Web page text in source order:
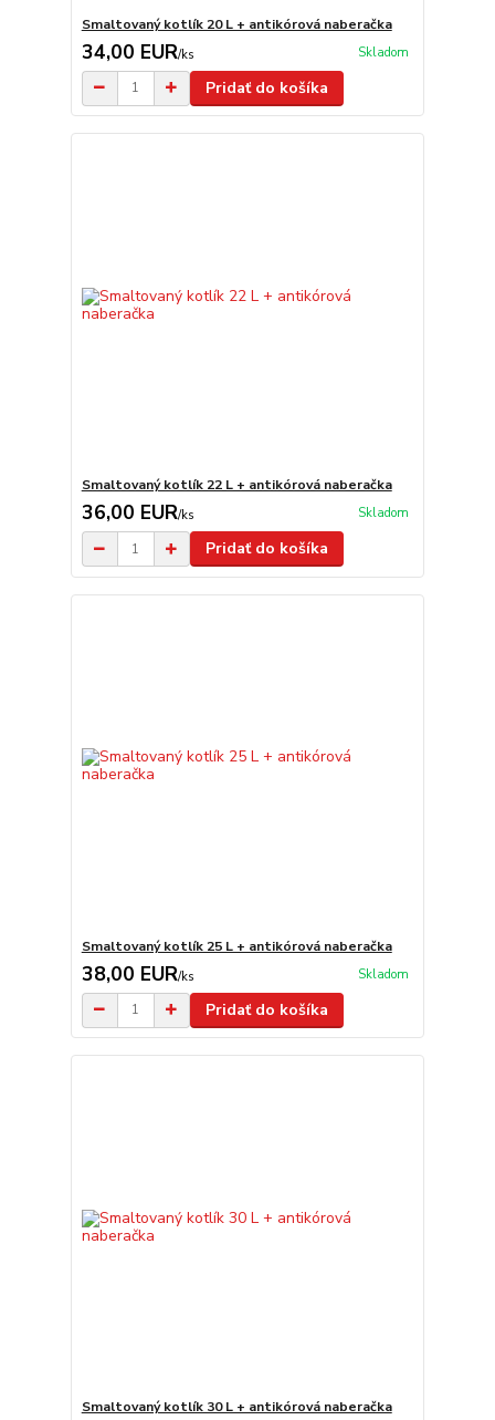
Smaltovaný kotlík 20 L + antikórová naberačka
34,00 EUR/ks Skladom
Pridať do košíka
Smaltovaný kotlík 22 L + antikórová naberačka
36,00 EUR/ks Skladom
Pridať do košíka
Smaltovaný kotlík 25 L + antikórová naberačka
38,00 EUR/ks Skladom
Pridať do košíka
Smaltovaný kotlík 30 L + antikórová naberačka